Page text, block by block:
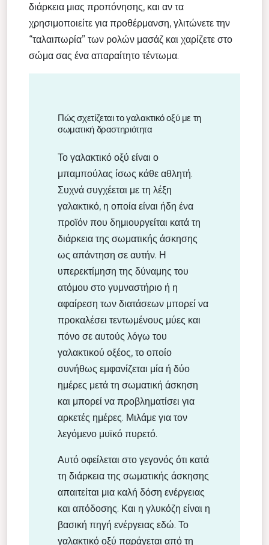
διάρκεια μιας προπόνησης, και αν τα
χρησιμοποιείτε για προθέρμανση, γλιτώνετε την
“ταλαιπωρία” των ρολών μασάζ και χαρίζετε στο
σώμα σας ένα απαραίτητο τέντωμα.
Πώς σχετίζεται το γαλακτικό οξύ με τη
σωματική δραστηριότητα
Το γαλακτικό οξύ είναι ο
μπαμπούλας ίσως κάθε αθλητή.
Συχνά συγχέεται με τη λέξη
γαλακτικό, η οποία είναι ήδη ένα
προϊόν που δημιουργείται κατά τη
διάρκεια της σωματικής άσκησης
ως απάντηση σε αυτήν. Η
υπερεκτίμηση της δύναμης του
ατόμου στο γυμναστήριο ή η
αφαίρεση των διατάσεων μπορεί να
προκαλέσει τεντωμένους μύες και
πόνο σε αυτούς λόγω του
γαλακτικού οξέος, το οποίο
συνήθως εμφανίζεται μία ή δύο
ημέρες μετά τη σωματική άσκηση
και μπορεί να προβληματίσει για
αρκετές ημέρες. Μιλάμε για τον
λεγόμενο μυϊκό πυρετό.
Αυτό οφείλεται στο γεγονός ότι κατά
τη διάρκεια της σωματικής άσκησης
απαιτείται μια καλή δόση ενέργειας
και απόδοσης. Και η γλυκόζη είναι η
βασική πηγή ενέργειας εδώ. Το
γαλακτικό οξύ παράγεται από τη